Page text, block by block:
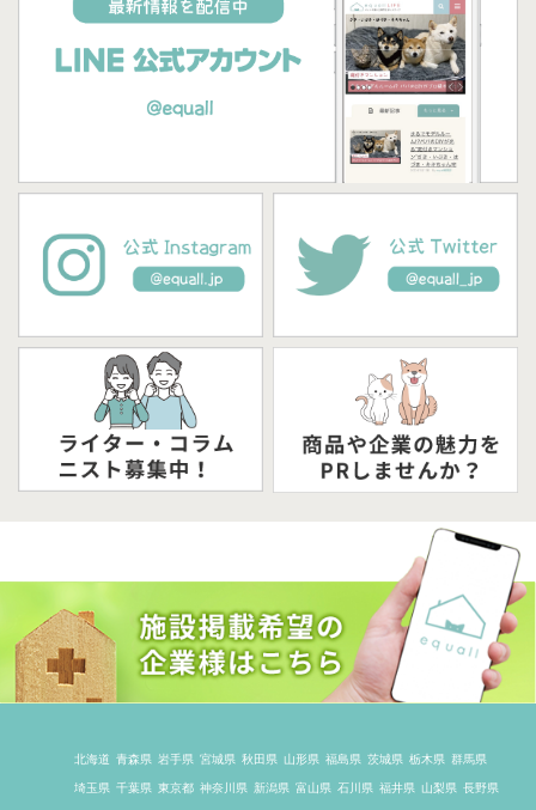
北海道 青森県 岩手県 宮城県 秋田県 山形県 福島県 茨城県 栃木県 群馬県
埼玉県 千葉県 東京都 神奈川県 新潟県 富山県 石川県 福井県 山梨県 長野県